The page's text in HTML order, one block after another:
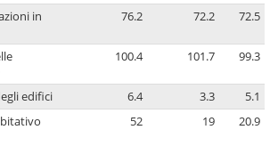
in
76.2 72.2 72.5
100.4 101.7 99.3
edifici 6.4 3.3
5.1
52 19 20.9